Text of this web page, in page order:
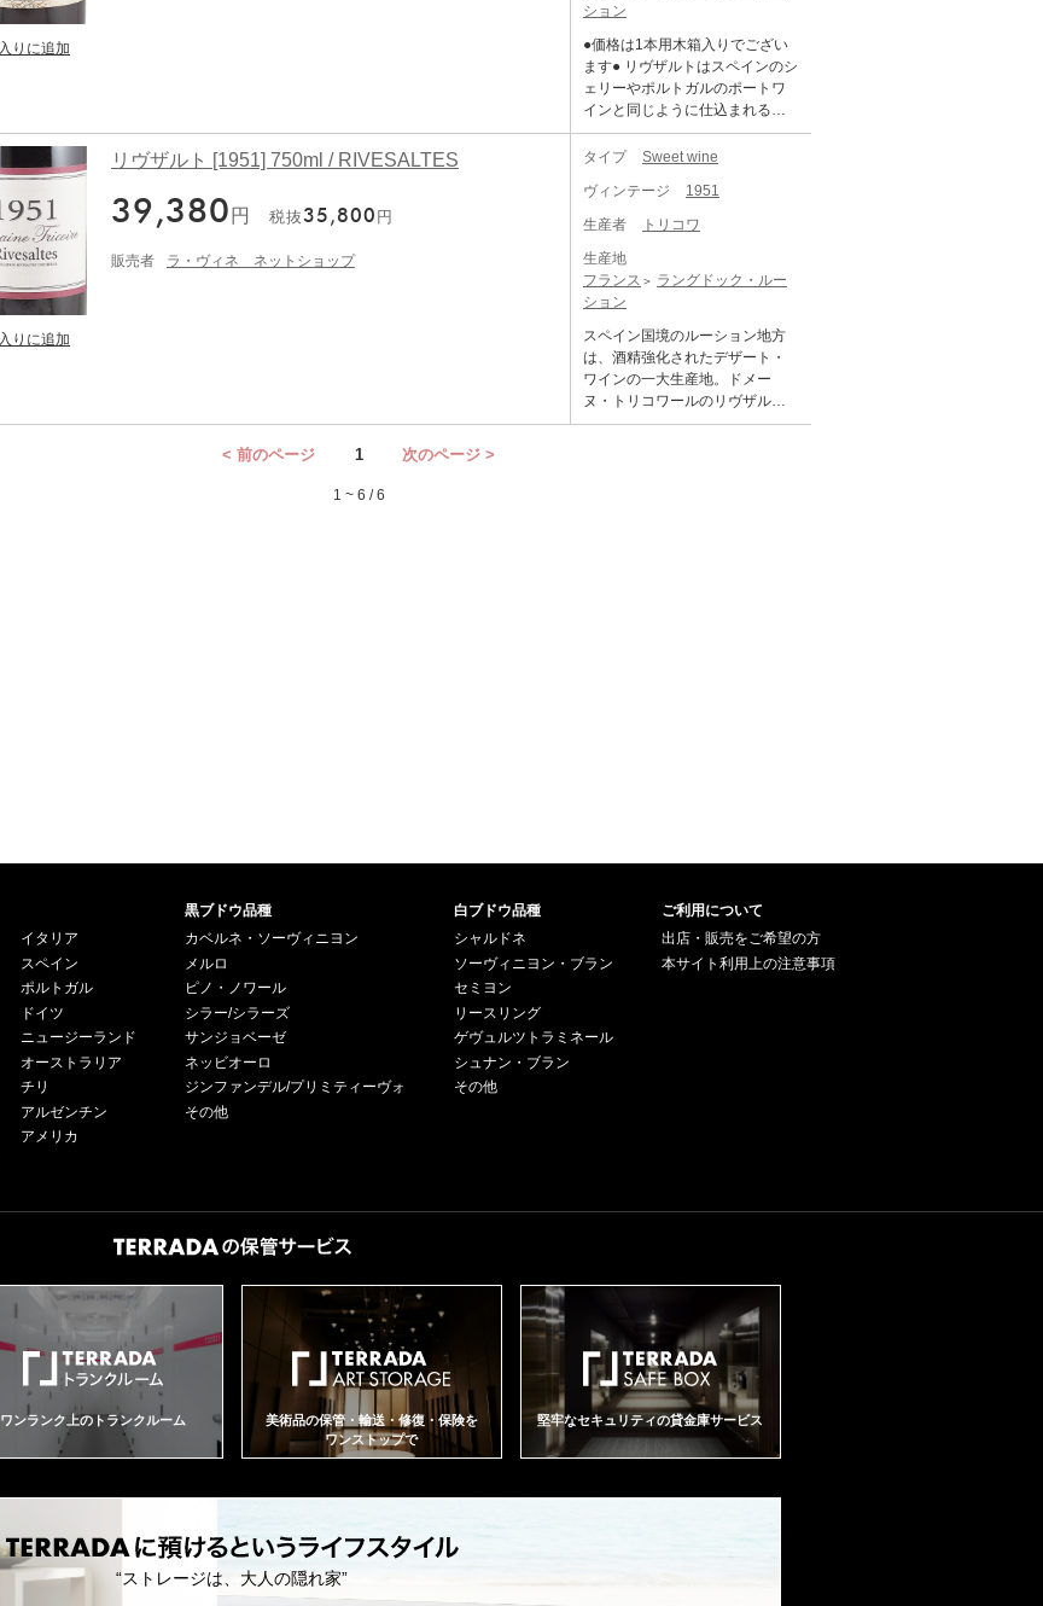
チーズとの相性も抜群です。 19
64年はキュヴェ名同様にアンバ
ーカラー。 甘露飴のような香ば
しくカラメルがかった滑らかな
甘みを帯びた味わい。 甘口なが
的な甘さはとても穏やかです。
ラメルを思わせる香ばしさを帯
び、葡萄由来の甘さもだいぶ穏
やかで、滑らかな甘さとほのか
なアルコール感が心地よく広が
ります。
ション
●価格は1本用木箱入りでござい
ます● リヴザルトはスペインのシ
ェリーやポルトガルのポートワ
インと同じように仕込まれる酒
精強化ワイン。アルコール添加
して仕込まれ、ややアルコール
の寿命は非常に長く、一般的な
ワインでは殆ど難しい100年の熟
わえるものが多数存在します。1
955年は全体的には深みのある琥
珀色となっており、オリエンタ
ルスパイスの風味やカラメルを
思わせる香ばしさを帯び、葡萄
由来の甘さもだいぶ穏やかで、
滑らかな甘さとほのかなアルコ
リヴザルト [1951] 750ml / RIVESALTES
39,380 円 税抜35,800 円
販売者 ラ・ヴィネ ネットショップ
タイプ
Sweet wine
ヴィンテージ
1951
生産者
トリコワ
生産地
フランス
ラングドック・ルー
ション
スペイン国境のルーション地方
は、酒精強化されたデザート・
ワインの一大生産地。ドメー
ヌ・トリコワールのリヴザルト
は、礫土壌に植わるグルナッシ
< 前のページ 1 次のページ >
1 ~ 6 / 6
イタリア
スペイン
ポルトガル
ドイツ
ニュージーランド
オーストラリア
チリ
アルゼンチン
アメリカ
黒ブドウ品種
カベルネ・ソーヴィニヨン
メルロ
ピノ・ノワール
シラー/シラーズ
サンジョベーゼ
ネッビオーロ
ジンファンデル/プリミティーヴォ
その他
白ブドウ品種
シャルドネ
ソーヴィニヨン・ブラン
セミヨン
リースリング
ゲヴュルツトラミネール
シュナン・ブラン
その他
ご利用について
出店・販売をご希望の方
本サイト利用上の注意事項
ワンランク上のトランクルーム
美術品の保管・輸送・修復・保険を
ワンストップで
堅牢なセキュリティの貸金庫サービス
“ストレージは、大人の隠れ家”